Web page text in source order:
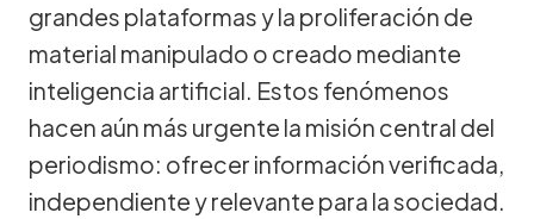
grandes plataformas y la proliferación de
material manipulado o creado mediante
inteligencia artificial. Estos fenómenos
hacen aún más urgente la misión central del
periodismo: ofrecer información verificada,
independiente y relevante para la sociedad.